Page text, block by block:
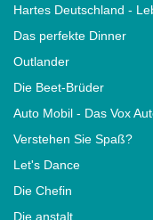
Hartes Deutschland -
Das perfekte Dinner
Outlander
Die Beet-Brüder
Auto Mobil - Das Vox
Verstehen Sie Spaß?
Let's Dance
Die Chefin
Die anstalt